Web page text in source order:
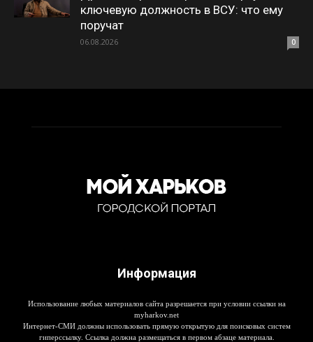
ключевую должность в ВСУ: что ему
поручат
06.08.2026 0
Информация
Использование любых материалов сайта разрешается при условии ссылки на
myharkov.net
Интернет-СМИ должны использовать прямую открытую для поисковых систем
гиперссылку. Ссылка должна размещаться в первом абзаце материала.